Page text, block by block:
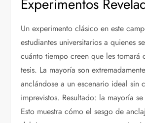
Un experimento clásico en este
estudiantes universitarios a quienes
cuánto tiempo creen que les tomará
tesis. La mayoría son
anclándose a un escenario ideal sin
imprevistos. Resultado: la mayoría
Esto muestra cómo el sesgo de